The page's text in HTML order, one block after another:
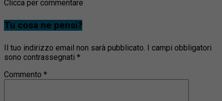
Clicca per commentare
Tu cosa ne pensi?
Il tuo indirizzo email non sarà pubblicato. I campi obbligatori
sono contrassegnati *
Commento *